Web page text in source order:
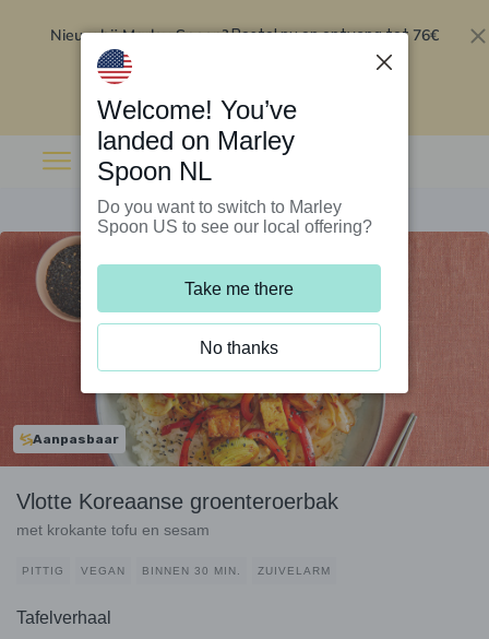
Nieuw bij Marley Spoon?Bestel nu en ontvang tot 76€
Aanpasbaar
Vlotte Koreaanse groenteroerbak
met krokante tofu en sesam
PITTIG VEGAN BINNEN 30 MIN. ZUIVELARM
Tafelverhaal
Welcome! You’ve
landed on Marley
Spoon NL
Do you want to switch to Marley
Spoon US to see our local offering?
Take me there
No thanks